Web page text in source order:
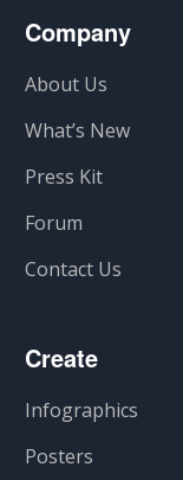
Company
About Us
What’s New
Press Kit
Forum
Contact Us
Create
Infographics
Posters